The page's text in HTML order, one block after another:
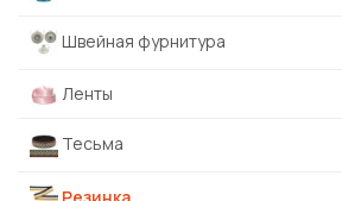
Швейная фурнитура
Ленты
Тесьма